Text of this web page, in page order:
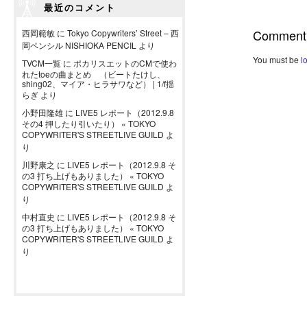
最近のコメント
西岡範敏 に Tokyo Copywriters’ Street – 西
岡ペンシル NISHIOKA PENCIL より
TVCM一覧 に ポカリスエットのCMで使わ
れたtoeの曲まとめ （ビートたけし、
shing02、マイア・ヒラサワなど） | 1/f揺
らぎ より
小野田隆雄 に LIVE5 レポート（2012.9.8
その4 押したり引いたり） « TOKYO
COPYWRITER'S STREETLIVE GUILD よ
り
川野康之 に LIVE5 レポート（2012.9.8 そ
の3 打ち上げもありました） « TOKYO
COPYWRITER'S STREETLIVE GUILD よ
り
中村直史 に LIVE5 レポート（2012.9.8 そ
の3 打ち上げもありました） « TOKYO
COPYWRITER'S STREETLIVE GUILD よ
り
Comment
You must be